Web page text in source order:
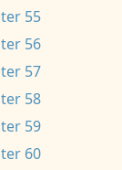
55
56
57
58
59
60